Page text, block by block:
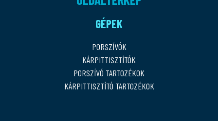
GÉPEK
PORSZÍVÓK
KÁRPITTISZTÍTÓK
PORSZÍVÓ TARTOZÉKOK
KÁRPITTISZTÍTÓ TARTOZÉKOK